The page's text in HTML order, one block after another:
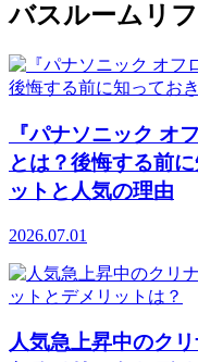
バスルームリ
『パナソニック オ
とは？後悔する前
ットと人気の理由
2026.07.01
人気急上昇中のク